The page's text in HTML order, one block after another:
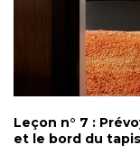
Leçon n° 7 :
et le bord du